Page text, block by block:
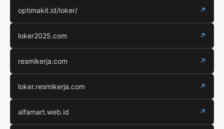
optimakit.id/loker/ ↗
loker2025.com ↗
resmikerja.com ↗
loker.resmikerja.com ↗
alfamart.web.id ↗